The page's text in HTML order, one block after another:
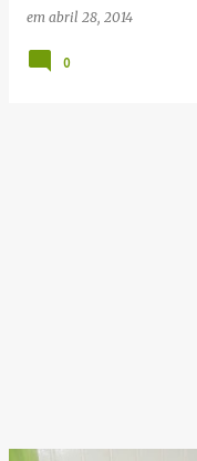
em abril 28, 2014
0